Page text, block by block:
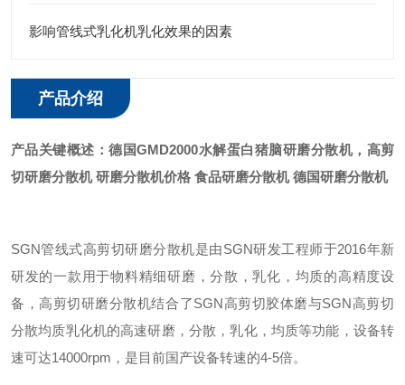
影响管线式乳化机乳化效果的因素
产品介绍
产品关键概述：德国GMD2000水解蛋白猪脑研磨分散机，高剪
切研磨分散机 研磨分散机价格 食品研磨分散机 德国研磨分散机
SGN管线式高剪切研磨分散机是由SGN研发工程师于2016年新
研发的一款用于物料精细研磨，分散，乳化，均质的高精度设
备，高剪切研磨分散机结合了SGN高剪切胶体磨与SGN高剪切
分散均质乳化机的高速研磨，分散，乳化，均质等功能，设备转
速可达14000rpm，是目前国产设备转速的4-5倍。